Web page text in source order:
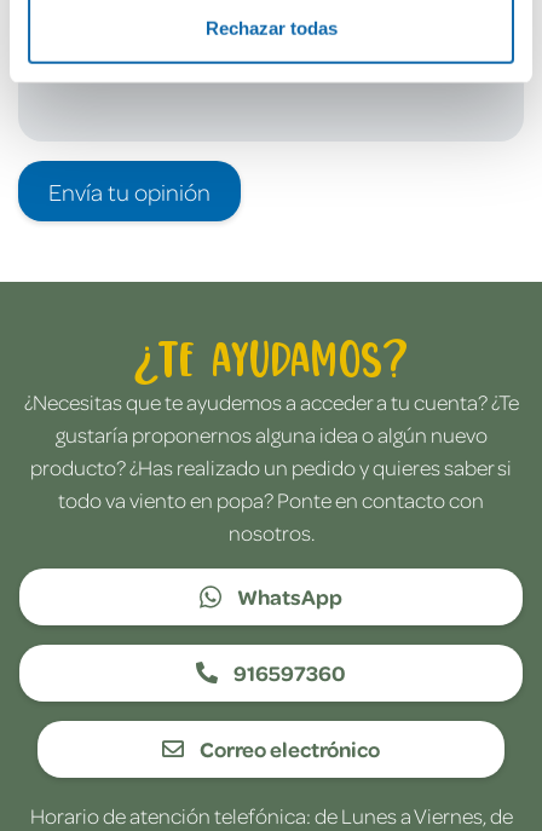
Rechazar todas
Envía tu opinión
¿Te ayudamos?
¿Necesitas que te ayudemos a acceder a tu cuenta? ¿Te
gustaría proponernos alguna idea o algún nuevo
producto? ¿Has realizado un pedido y quieres saber si
todo va viento en popa? Ponte en contacto con
nosotros.
WhatsApp
916597360
Correo electrónico
Horario de atención telefónica: de Lunes a Viernes, de